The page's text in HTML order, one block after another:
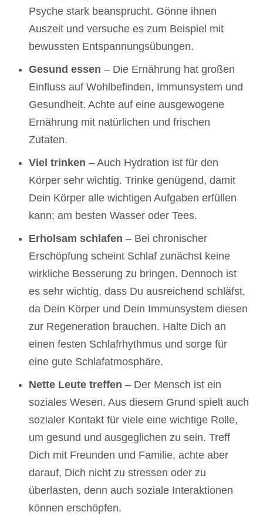
Psyche stark beansprucht. Gönne ihnen
Auszeit und versuche es zum Beispiel mit
bewussten Entspannungsübungen.
Gesund essen – Die Ernährung hat großen
Einfluss auf Wohlbefinden, Immunsystem und
Gesundheit. Achte auf eine ausgewogene
Ernährung mit natürlichen und frischen
Zutaten.
Viel trinken – Auch Hydration ist für den
Körper sehr wichtig. Trinke genügend, damit
Dein Körper alle wichtigen Aufgaben erfüllen
kann; am besten Wasser oder Tees.
Erholsam schlafen– Bei chronischer
Erschöpfung scheint Schlaf zunächst keine
wirkliche Besserung zu bringen. Dennoch ist
es sehr wichtig, dass Du ausreichend schläfst,
da Dein Körper und Dein Immunsystem diesen
zur Regeneration brauchen. Halte Dich an
einen festen Schlafrhythmus und sorge für
eine gute Schlafatmosphäre.
Nette Leute treffen– Der Mensch ist ein
soziales Wesen. Aus diesem Grund spielt auch
sozialer Kontakt für viele eine wichtige Rolle,
um gesund und ausgeglichen zu sein. Treff
Dich mit Freunden und Familie, achte aber
darauf, Dich nicht zu stressen oder zu
überlasten, denn auch soziale Interaktionen
können erschöpfen.